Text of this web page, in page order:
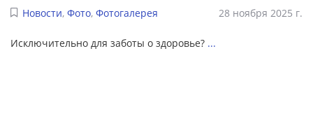
Новости, Фото, Фотогалерея 28 ноября 2025 г.
Исключительно для заботы о здоровье? ...